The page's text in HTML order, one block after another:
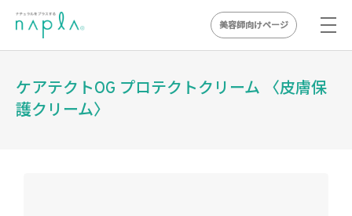
content
美容師向けページ
ケアテクトOG プロテクトクリーム 〈皮膚保
護クリーム〉